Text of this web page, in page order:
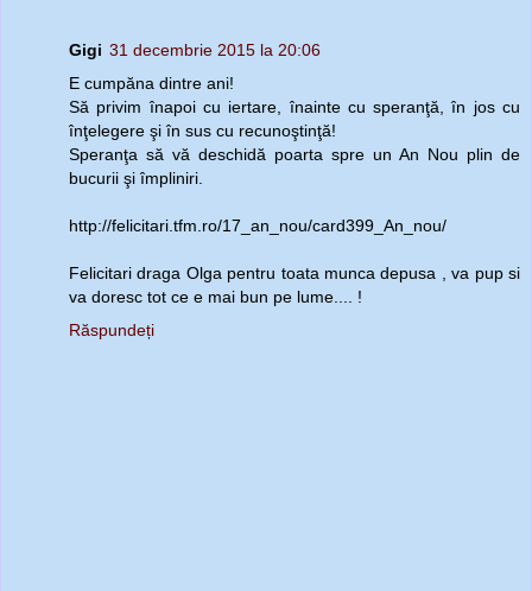
Gigi 31 decembrie 2015 la 20:06
E cumpăna dintre ani!
Să privim înapoi cu iertare, înainte cu speranţă, în jos cu
înţelegere şi în sus cu recunoştinţă!
Speranţa să vă deschidă poarta spre un An Nou plin de
bucurii şi împliniri.
http://felicitari.tfm.ro/17_an_nou/card399_An_nou/
Felicitari draga Olga pentru toata munca depusa , va pup si
va doresc tot ce e mai bun pe lume.... !
Răspundeți